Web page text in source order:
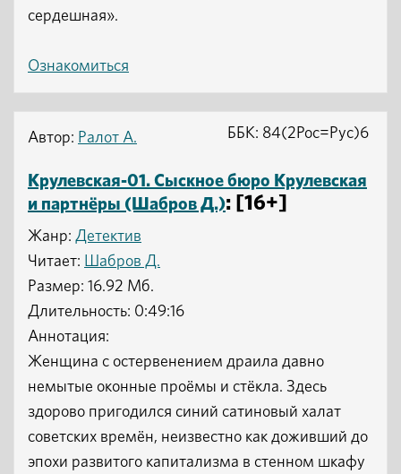
сердешная».
Ознакомиться
Автор: Ралот А.
Крулевская-01. Сыскное бюро Крулевская
и партнёры (Шабров Д.): [16+]
Жанр: Детектив
Читает: Шабров Д.
ББК: 84(2Рос=Рус)6
Размер: 16.92 Мб.
Длительность: 0:49:16
Аннотация:
Женщина с остервенением драила давно
немытые оконные проёмы и стёкла. Здесь
здорово пригодился синий сатиновый халат
советских времён, неизвестно как доживший до
эпохи развитого капитализма в стенном шкафу